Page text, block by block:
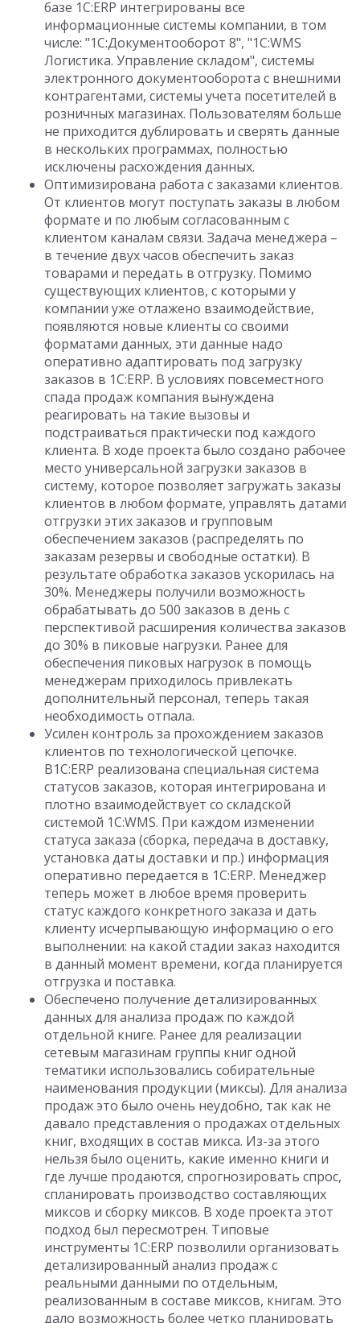
базе 1С:ERP интегрированы все
информационные системы компании, в том
числе: "1С:Документооборот 8", "1С:WMS
Логистика. Управление складом", системы
электронного документооборота с внешними
контрагентами, системы учета посетителей в
розничных магазинах. Пользователям больше
не приходится дублировать и сверять данные
в нескольких программах, полностью
исключены расхождения данных.
Оптимизирована работа с заказами клиентов.
От клиентов могут поступать заказы в любом
формате и по любым согласованным с
клиентом каналам связи. Задача менеджера –
в течение двух часов обеспечить заказ
товарами и передать в отгрузку. Помимо
существующих клиентов, с которыми у
компании уже отлажено взаимодействие,
появляются новые клиенты со своими
форматами данных, эти данные надо
оперативно адаптировать под загрузку
заказов в 1С:ERP. В условиях повсеместного
спада продаж компания вынуждена
реагировать на такие вызовы и
подстраиваться практически под каждого
клиента. В ходе проекта было создано рабочее
место универсальной загрузки заказов в
систему, которое позволяет загружать заказы
клиентов в любом формате, управлять датами
отгрузки этих заказов и групповым
обеспечением заказов (распределять по
заказам резервы и свободные остатки). В
результате обработка заказов ускорилась на
30%. Менеджеры получили возможность
обрабатывать до 500 заказов в день с
перспективой расширения количества заказов
до 30% в пиковые нагрузки. Ранее для
обеспечения пиковых нагрузок в помощь
менеджерам приходилось привлекать
дополнительный персонал, теперь такая
необходимость отпала.
Усилен контроль за прохождением заказов
клиентов по технологической цепочке.
В1С:ERP реализована специальная система
статусов заказов, которая интегрирована и
плотно взаимодействует со складской
системой 1С:WMS. При каждом изменении
статуса заказа (сборка, передача в доставку,
установка даты доставки и пр.) информация
оперативно передается в 1С:ERP. Менеджер
теперь может в любое время проверить
статус каждого конкретного заказа и дать
клиенту исчерпывающую информацию о его
выполнении: на какой стадии заказ находится
в данный момент времени, когда планируется
отгрузка и поставка.
Обеспечено получение детализированных
данных для анализа продаж по каждой
отдельной книге. Ранее для реализации
сетевым магазинам группы книг одной
тематики использовались собирательные
наименования продукции (миксы). Для анализа
продаж это было очень неудобно, так как не
давало представления о продажах отдельных
книг, входящих в состав микса. Из-за этого
нельзя было оценить, какие именно книги и
где лучше продаются, спрогнозировать спрос,
спланировать производство составляющих
миксов и сборку миксов. В ходе проекта этот
подход был пересмотрен. Типовые
инструменты 1С:ERP позволили организовать
детализированный анализ продаж с
реальными данными по отдельным,
реализованным в составе миксов, книгам. Это
дало возможность более четко планировать